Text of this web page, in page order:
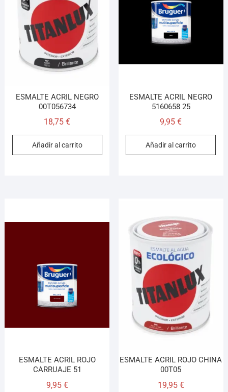
ESMALTE ACRIL NEGRO
00T056734
18,75€
Añadir al carrito
ESMALTE ACRIL NEGRO
5160658 25
9,95€
Añadir al carrito
ESMALTE ACRIL ROJO
CARRUAJE 51
9,95 €
ESMALTE ACRIL ROJO CHINA
00T05
19,95 €